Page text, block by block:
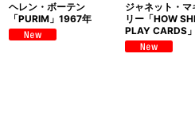
ヘレン・ボーテン
「PURIM」1967年
ジャネット・マ
リー「HOW
PLAY CARDS